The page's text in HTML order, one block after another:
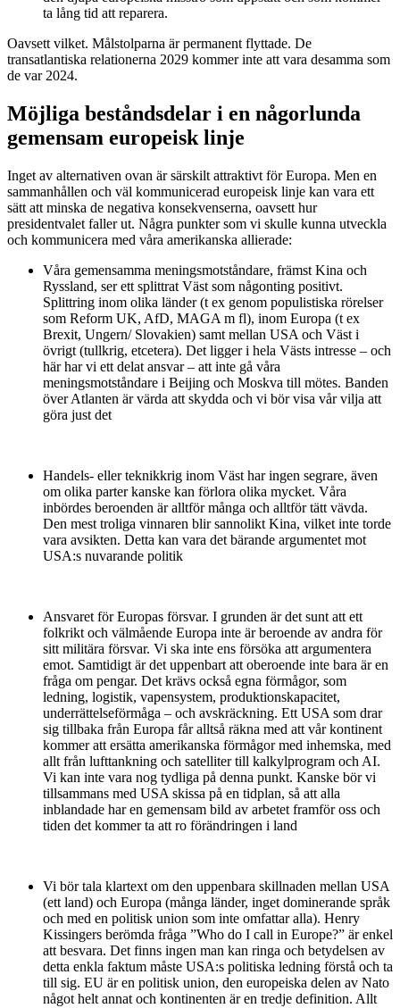
ta lång tid att reparera.
Oavsett vilket. Målstolparna är permanent flyttade. De
transatlantiska relationerna 2029 kommer inte att vara desamma som
de var 2024.
Möjliga beståndsdelar i en någorlunda
gemensam europeisk linje
Inget av alternativen ovan är särskilt attraktivt för Europa. Men en
sammanhållen och väl kommunicerad europeisk linje kan vara ett
sätt att minska de negativa konsekvenserna, oavsett hur
presidentvalet faller ut. Några punkter som vi skulle kunna utveckla
och kommunicera med våra amerikanska allierade:
Våra gemensamma meningsmotståndare, främst Kina och
Ryssland, ser ett splittrat Väst som någonting positivt.
Splittring inom olika länder (t ex genom populistiska rörelser
som Reform UK, AfD, MAGA m fl), inom Europa (t ex
Brexit, Ungern/ Slovakien) samt mellan USA och Väst i
övrigt (tullkrig, etcetera). Det ligger i hela Västs intresse – och
här har vi ett delat ansvar – att inte gå våra
meningsmotståndare i Beijing och Moskva till mötes. Banden
över Atlanten är värda att skydda och vi bör visa vår vilja att
göra just det
Handels- eller teknikkrig inom Väst har ingen segrare, även
om olika parter kanske kan förlora olika mycket. Våra
inbördes beroenden är alltför många och alltför tätt vävda.
Den mest troliga vinnaren blir sannolikt Kina, vilket inte torde
vara avsikten. Detta kan vara det bärande argumentet mot
USA:s nuvarande politik
Ansvaret för Europas försvar. I grunden är det sunt att ett
folkrikt och välmående Europa inte är beroende av andra för
sitt militära försvar. Vi ska inte ens försöka att argumentera
emot. Samtidigt är det uppenbart att oberoende inte bara är en
fråga om pengar. Det krävs också egna förmågor, som
ledning, logistik, vapensystem, produktionskapacitet,
underrättelseförmåga – och avskräckning. Ett USA som drar
sig tillbaka från Europa får alltså räkna med att vår kontinent
kommer att ersätta amerikanska förmågor med inhemska, med
allt från lufttankning och satelliter till kalkylprogram och AI.
Vi kan inte vara nog tydliga på denna punkt. Kanske bör vi
tillsammans med USA skissa på en tidplan, så att alla
inblandade har en gemensam bild av arbetet framför oss och
tiden det kommer ta att ro förändringen i land
Vi bör tala klartext om den uppenbara skillnaden mellan USA
(ett land) och Europa (många länder, inget dominerande språk
och med en politisk union som inte omfattar alla). Henry
Kissingers berömda fråga ”Who do I call in Europe?” är enkel
att besvara. Det finns ingen man kan ringa och betydelsen av
detta enkla faktum måste USA:s politiska ledning förstå och ta
till sig. EU är en politisk union, den europeiska delen av Nato
något helt annat och kontinenten är en tredje definition. Allt